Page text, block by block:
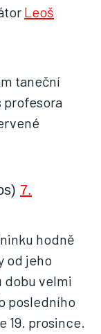
Leoš
taneční
profesora
7.
hodně
od jeho
dobu velmi
posledního
19. prosince.